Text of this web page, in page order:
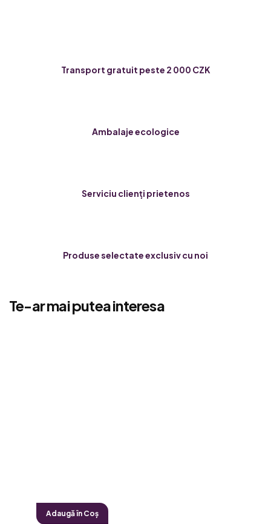
Transport gratuit peste 2 000 CZK
Ambalaje ecologice
Serviciu clienți prietenos
Produse selectate exclusiv cu noi
Te-ar mai putea interesa
Adaugă în Coş